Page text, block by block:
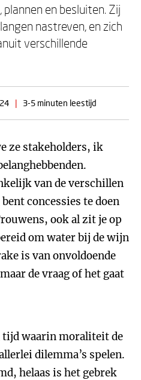
en besluiten. Zij
nastreven, en zich
verschillende
| 3-5 minuten leestijd
ze stakeholders, ik
van de verschillen
concessies te doen
ook al zit je op
om water bij de wijn
is van onvoldoende
de vraag of het gaat
tijd waarin moraliteit de
dilemma’s spelen.
helaas is het gebrek